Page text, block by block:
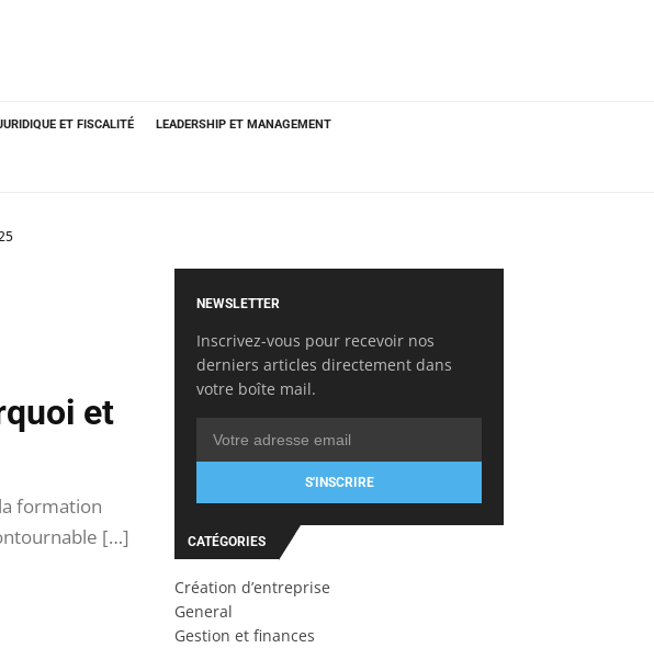
ET FISCALITÉ LEADERSHIP ET MANAGEMENT
et
formation
[…]
NEWSLETTER
Inscrivez-vous pour recevoir nos
derniers articles directement dans
votre boîte mail.
S'INSCRIRE
CATÉGORIES
Création d’entreprise
General
Gestion et finances